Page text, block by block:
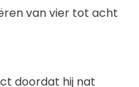
van vier tot acht
doordat hij nat